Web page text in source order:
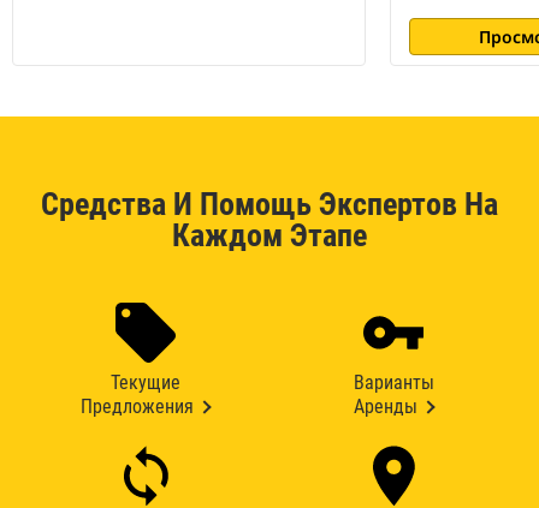
Средства И Помощь Экспертов На
Каждом Этапе
Текущие
Предложения
Варианты
Аренды